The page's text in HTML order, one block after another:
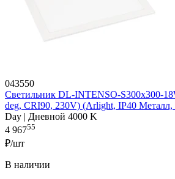
043550
Светильник DL-INTENSO-S300x300-
deg, CRI90, 230V) (Arlight, IP40 Металл,
Day | Дневной 4000 K
4 96755
₽/шт
В наличии